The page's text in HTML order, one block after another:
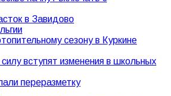
в Завидово
сезону в Куркине
вступят изменения в школьных
переразметку